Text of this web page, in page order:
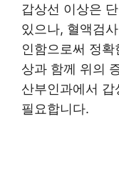
갑상선 이상은
있으나, 혈액검
인함으로써 정
상과 함께 위의
산부인과에서 갑
필요합니다.